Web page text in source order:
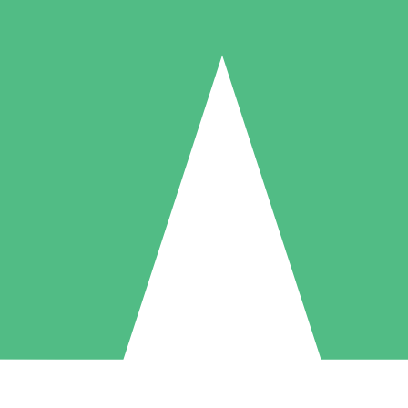
Individuella Kreditpaket
per användning med nedladdningskrediter. Inget månatligt åtagande
5 Nedladdningar
US$